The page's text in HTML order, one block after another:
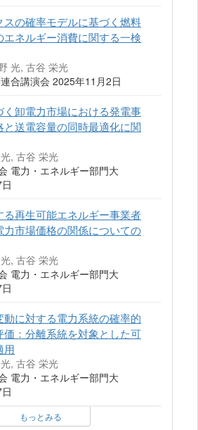
の確率モデルに基づく燃料
エネルギー消費に関する一検
光, 古谷 栄光
合講演会 2025年11月2日
卸電力市場における発電事
送電容量の同時最適化に関
, 古谷 栄光
電力・エネルギー部門大
再生可能エネルギー事業者
市場価格の関係についての
, 古谷 栄光
電力・エネルギー部門大
に対する電力系統の確率的
価：分離系統を対象とした可
用
, 古谷 栄光
電力・エネルギー部門大
もっとみる